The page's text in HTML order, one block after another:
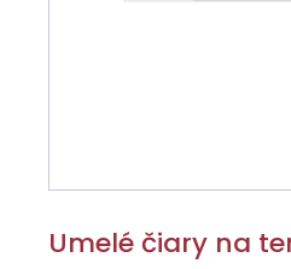
Umelé čiary na